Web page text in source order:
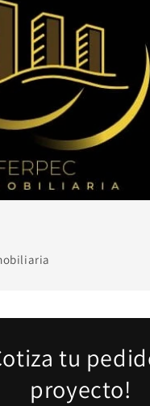
tu
proyecto!